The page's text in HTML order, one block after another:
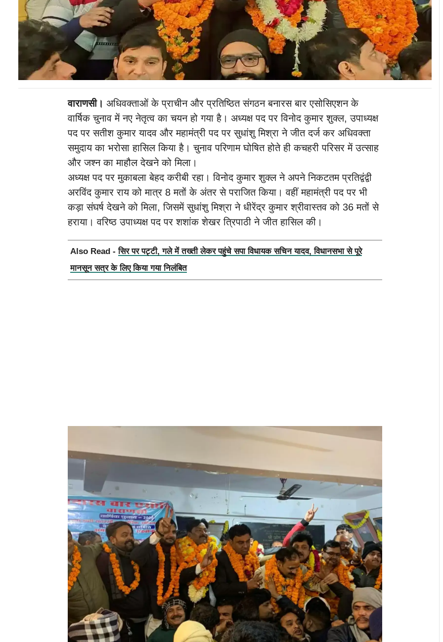
वाराणसी। अधिवक्ताओं के प्राचीन और प्रतिष्ठित संगठन बनारस बार एसोसिएशन के
वार्षिक चुनाव में नए नेतृत्व का चयन हो गया है। अध्यक्ष पद पर विनोद कुमार शुक्ल, उपाध्यक्ष
पद पर सतीश कुमार यादव और महामंत्री पद पर सुधांशु मिश्रा ने जीत दर्ज कर अधिवक्ता
समुदाय का भरोसा हासिल किया है। चुनाव परिणाम घोषित होते ही कचहरी परिसर में उत्साह
और जश्न का माहौल देखने को मिला।
अध्यक्ष पद पर मुकाबला बेहद करीबी रहा। विनोद कुमार शुक्ल ने अपने निकटतम प्रतिद्वंद्वी
अरविंद कुमार राय को मात्र 8 मतों के अंतर से पराजित किया। वहीं महामंत्री पद पर भी
कड़ा संघर्ष देखने को मिला, जिसमें सुधांशु मिश्रा ने धीरेंद्र कुमार श्रीवास्तव को 36 मतों से
हराया। वरिष्ठ उपाध्यक्ष पद पर शशांक शेखर त्रिपाठी ने जीत हासिल की।
Also Read -सिर पर पट्टी, गले में तख्ती लेकर पहुंचे सपा विधायक सचिन यादव, विधानसभा से पूरे
मानसून सत्र के लिए किया गया निलंबित